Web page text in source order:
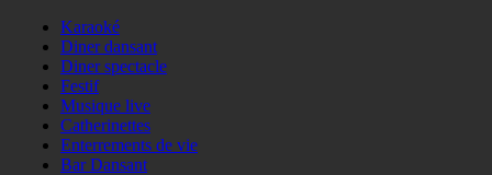
Karaoké
Diner dansant
Diner spectacle
Festif
Musique live
Catherinettes
Enterrements de vie
Bar Dansant